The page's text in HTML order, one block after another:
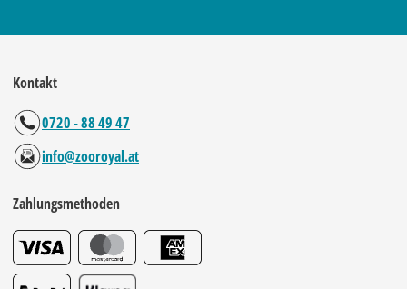
Kontakt
0720 - 88 49 47
info@zooroyal.at
Zahlungsmethoden